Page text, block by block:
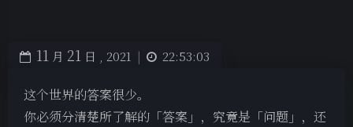
11 月 21 日 , 2021 | 22:53:03
这个世界的答案很少。
你必须分清楚所了解的「答案」，究竟是「问题」，还